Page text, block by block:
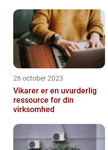
26 october 2023
Vikarer er en uvurderlig
ressource for din
virksomhed